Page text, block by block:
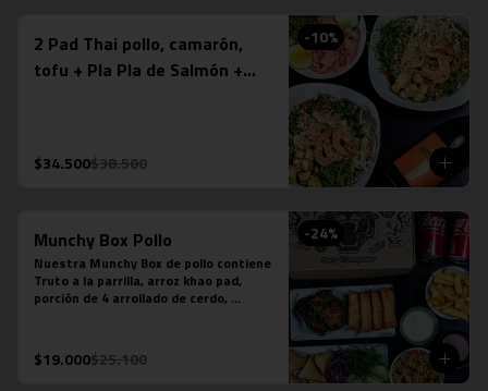
-10%
2 Pad Thai pollo, camarón,
tofu + Pla Pla de Salmón +
$34.500$38.500
-24%
Munchy Box Pollo
Nuestra Munchy Box de pollo contiene
Truto a la parrilla, arroz khao pad,
porción de 4 arrollado de cerdo,
lata a tu elección.
$19.000$25.100